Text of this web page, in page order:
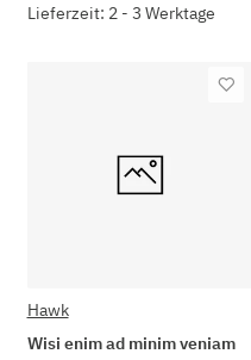
Lieferzeit: 2 - 3 Werktage
Hawk
Wisi enim ad minim veniam